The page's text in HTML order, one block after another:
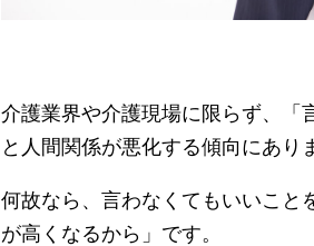
介護業界や介護現場に限らず、「
と人間関係が悪化する傾向にあり
何故なら、言わなくてもいいこと
が高くなるから」です。